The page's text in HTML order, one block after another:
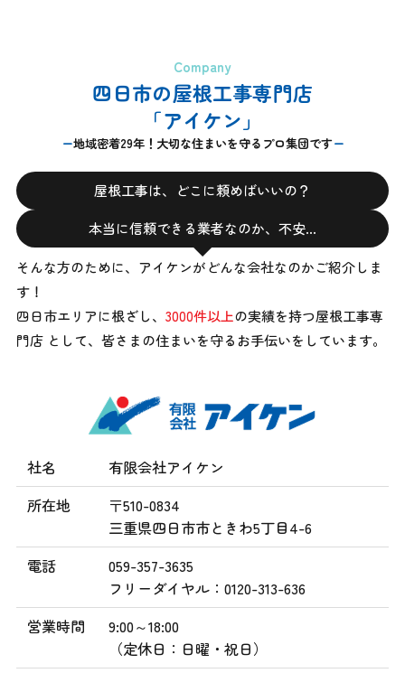
Company
四日市の屋根工事専門店
「アイケン」
地域密着29年！大切な住まいを守るプロ集団です
屋根工事は、どこに頼めばいいの？
本当に信頼できる業者なのか、不安…
そんな方のために、アイケンがどんな会社なのかご紹介しま
す！
四日市エリアに根ざし、 3000件以上の実績を持つ屋根工事専
門店 として、 皆さまの住まいを守るお手伝いをしています。
社名
有限会社アイケン
所在地
〒510-0834
三重県四日市市ときわ5丁目4-6
電話
059-357-3635
フリーダイヤル：0120-313-636
営業時間
9:00～18:00
（定休日：日曜・祝日）